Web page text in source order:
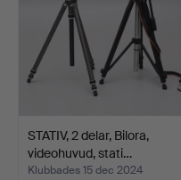
STATIV, 2 delar, Bilora,
videohuvud, stati…
Klubbades 15 dec 2024